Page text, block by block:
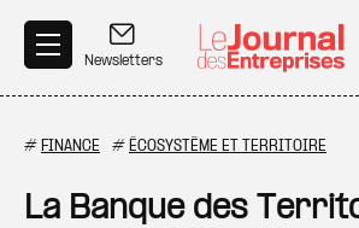
Newsletters
# FINANCE # ÉCOSYSTÈME ET TERRITOIRE
La Banque des